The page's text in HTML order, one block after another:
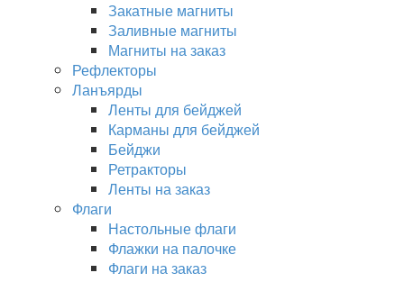
Закатные магниты
Заливные магниты
Магниты на заказ
Рефлекторы
Ланъярды
Ленты для бейджей
Карманы для бейджей
Бейджи
Ретракторы
Ленты на заказ
Флаги
Настольные флаги
Флажки на палочке
Флаги на заказ